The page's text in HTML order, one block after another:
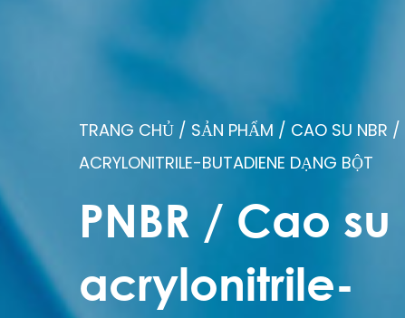
TRANG CHỦ / SẢN PHẨM / CAO SU NBR /
ACRYLONITRILE-BUTADIENE DẠNG BỘT
PNBR / Cao su
acrylonitrile-